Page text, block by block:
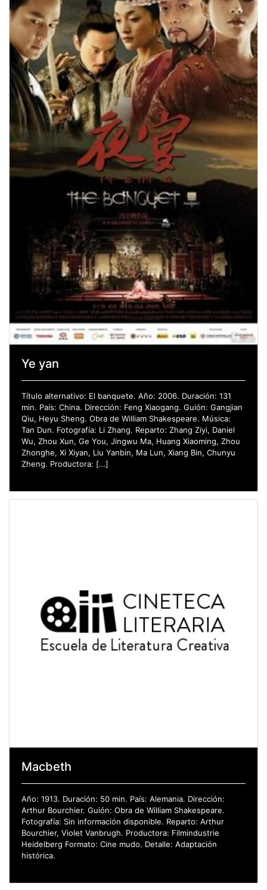
Ye yan
Título alternativo: El banquete. Año: 2006. Duración: 131
min. País: China. Dirección: Feng Xiaogang. Guión: Gangjian
Qiu, Heyu Sheng. Obra de William Shakespeare. Música:
Tan Dun. Fotografía: Li Zhang. Reparto: Zhang Ziyi, Daniel
Wu, Zhou Xun, Ge You, Jingwu Ma, Huang Xiaoming, Zhou
Zhonghe, Xi Xiyan, Liu Yanbin, Ma Lun, Xiang Bin, Chunyu
Zheng. Productora: […]
Macbeth
Año: 1913. Duración: 50 min. País: Alemania. Dirección:
Arthur Bourchier. Guión: Obra de William Shakespeare.
Fotografía: Sin información disponible. Reparto: Arthur
Bourchier, Violet Vanbrugh. Productora: Filmindustrie
Heidelberg Formato: Cine mudo. Detalle: Adaptación
histórica.